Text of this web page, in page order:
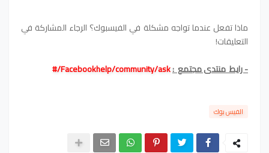
ماذا تفعل عندما تواجه مشكلة في الفيسبوك؟ الرجاء المشاركة في
التعليقات!
- رايط منتدى مجتمع :Facebookhelp/community/ask/#
الفيس بوك